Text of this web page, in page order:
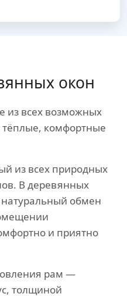
окон
из всех возможных
тёплые, комфортные
из всех природных
В деревянных
натуральный обмен
и приятно
рам —
толщиной